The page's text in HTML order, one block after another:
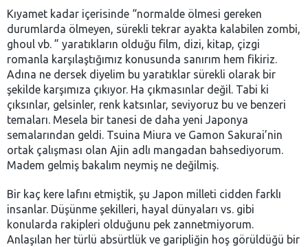
Kıyamet kadar içerisinde “normalde ölmesi gereken
durumlarda ölmeyen, sürekli tekrar ayakta kalabilen zombi,
ghoul vb. ” yaratıkların olduğu film, dizi, kitap, çizgi
romanla karşılaştığımız konusunda sanırım hem fikiriz.
Adına ne dersek diyelim bu yaratıklar sürekli olarak bir
şekilde karşımıza çıkıyor. Ha çıkmasınlar değil. Tabi ki
çıksınlar, gelsinler, renk katsınlar, seviyoruz bu ve benzeri
temaları. Mesela bir tanesi de daha yeni Japonya
semalarından geldi. Tsuina Miura ve Gamon Sakurai’nin
ortak çalışması olan Ajin adlı mangadan bahsediyorum.
Madem gelmiş bakalım neymiş ne değilmiş.
Bir kaç kere lafını etmiştik, şu Japon milleti cidden farklı
insanlar. Düşünme şekilleri, hayal dünyaları vs. gibi
konularda rakipleri olduğunu pek zannetmiyorum.
Anlaşılan her türlü absürtlük ve garipliğin hoş görüldüğü bir